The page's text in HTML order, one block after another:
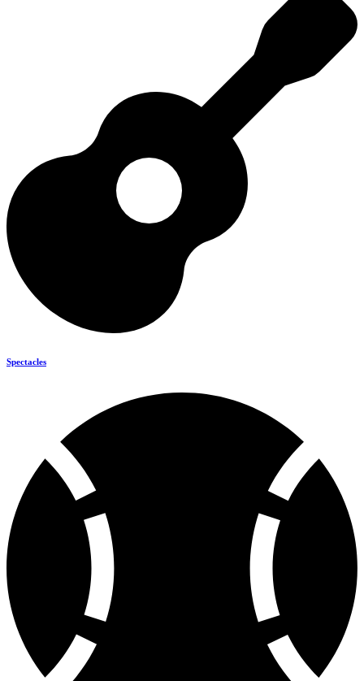
Spectacles